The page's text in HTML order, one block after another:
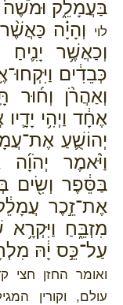
בַּעֲמָלֵ֑ק וּמֹשֶׁה֙
לוי
וְהָיָ֗ה
וְכַאֲשֶׁ֥ר יָנִ֛יחַ
כְּבֵדִ֔ים
וְאַהֲרֹ֨ן וְח֜וּר
אֶחָ֔ד וַיְהִ֥י
יְהוֹשֻׁ֛עַ
וַיֹּ֨אמֶר
בַּסֵּ֔פֶר וְשִׂ֖ים
אֶת־זֵ֣כֶר
מִזְבֵּ֑חַ וַיִּקְרָ֥א
עַל־כֵּ֣ס יָ֔הּ
ואומר החזן חצי
עולם, וקורין